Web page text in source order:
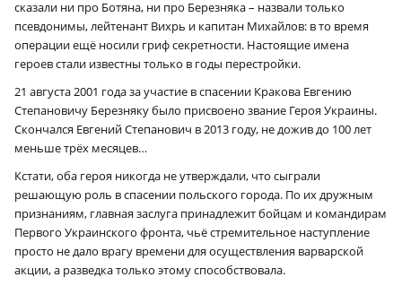
сказали ни про Ботяна, ни про Березняка – назвали только
псевдонимы, лейтенант Вихрь и капитан Михайлов: в то время
операции ещё носили гриф секретности. Настоящие имена
героев стали известны только в годы перестройки.
21 августа 2001 года за участие в спасении Кракова Евгению
Степановичу Березняку было присвоено звание Героя Украины.
Скончался Евгений Степанович в 2013 году, не дожив до 100 лет
меньше трёх месяцев…
Кстати, оба героя никогда не утверждали, что сыграли
решающую роль в спасении польского города. По их дружным
признаниям, главная заслуга принадлежит бойцам и командирам
Первого Украинского фронта, чьё стремительное наступление
просто не дало врагу времени для осуществления варварской
акции, а разведка только этому способствовала.